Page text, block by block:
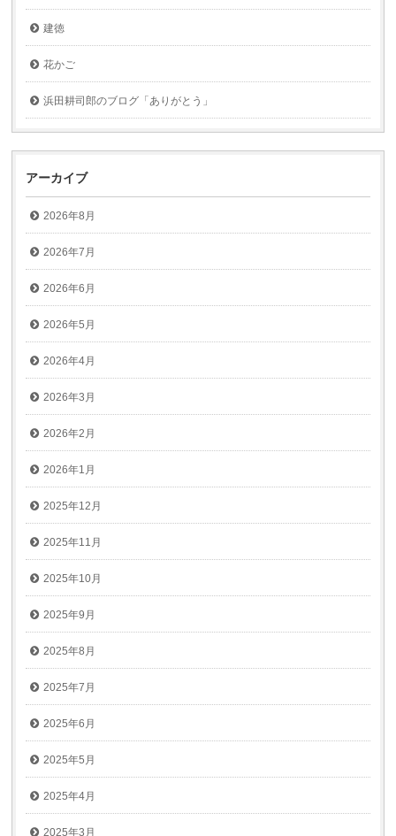
建徳
花かご
浜田耕司郎のブログ「ありがとう」
アーカイブ
2026年8月
2026年7月
2026年6月
2026年5月
2026年4月
2026年3月
2026年2月
2026年1月
2025年12月
2025年11月
2025年10月
2025年9月
2025年8月
2025年7月
2025年6月
2025年5月
2025年4月
2025年3月